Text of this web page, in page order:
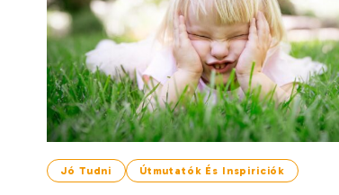
Jó Tudni Útmutatók És Inspiriciók